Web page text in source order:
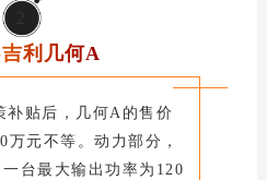
利几何A
补贴后，几何A的售价
元不等。动力部分，
台最大输出功率为120